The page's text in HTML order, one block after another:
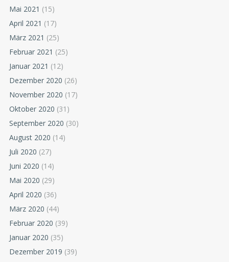
Mai 2021 (15)
April 2021 (17)
März 2021 (25)
Februar 2021 (25)
Januar 2021 (12)
Dezember 2020 (26)
November 2020 (17)
Oktober 2020 (31)
September 2020 (30)
August 2020 (14)
Juli 2020 (27)
Juni 2020 (14)
Mai 2020 (29)
April 2020 (36)
März 2020 (44)
Februar 2020 (39)
Januar 2020 (35)
Dezember 2019 (39)